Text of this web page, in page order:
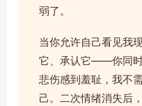
弱了。
当你允许自己看见我
它、承认它——你同
悲伤感到羞耻，我不
己。二次情绪消失后